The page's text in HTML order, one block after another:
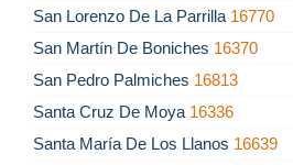
San Lorenzo De La Parrilla 16770
San Martín De Boniches 16370
San Pedro Palmiches 16813
Santa Cruz De Moya 16336
Santa María De Los Llanos 16639